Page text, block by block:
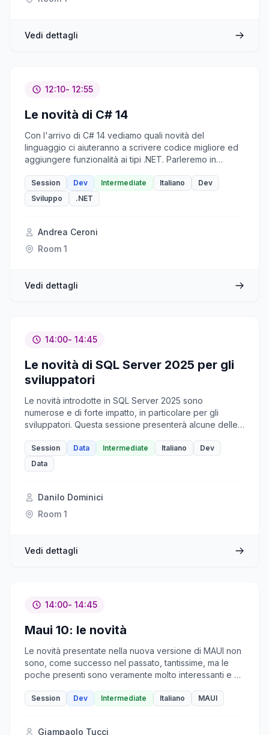
Vedi dettagli
12:10- 12:55
Le novità di C# 14
Con l'arrivo di C# 14 vediamo quali novità del
linguaggio ci aiuteranno a scrivere codice migliore ed
aggiungere funzionalità ai tipi .NET. Parleremo in
altre interessanti novità come "Null-conditional
assignment" e "Partial events".
Session Dev Intermediate Italiano
Dev
Sviluppo
.NET
Andrea Ceroni
Room 1
Vedi dettagli
14:00- 14:45
Le novità di SQL Server 2025 per gli
sviluppatori
Le novità introdotte in SQL Server 2025 sono
numerose e di forte impatto, in particolare per gli
sviluppatori. Questa sessione presenterà alcune delle
l’integrazione con l’intelligenza artificiale - supporto
alle regular expression - nuove funzioni per la
gestione di JSON - funzioni avanzate per
Un’occasione per comprendere come queste
innovazioni possano semplificare lo sviluppo ed
estendere le potenzialità del linguaggio T-SQL.
Session Data Intermediate Italiano
Dev
Data
Danilo Dominici
Room 1
Vedi dettagli
14:00- 14:45
Maui 10: le novità
Le novità presentate nella nuova versione di MAUI non
sono, come successo nel passato, tantissime, ma le
poche presenti sono veramente molto interessanti e a
analizzeremo i punti principali con un'analisi critica e
Session Dev Intermediate Italiano MAUI
Giampaolo Tucci